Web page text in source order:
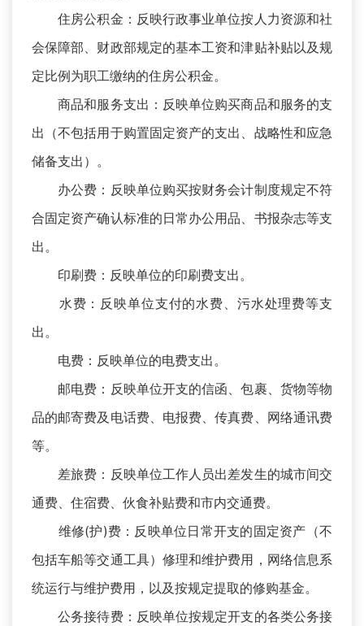
住房公积金：反映行政事业单位按人力资源和社
会保障部、财政部规定的基本工资和津贴补贴以及规
定比例为职工缴纳的住房公积金。
商品和服务支出：反映单位购买商品和服务的支
出（不包括用于购置固定资产的支出、战略性和应急
储备支出）。
办公费：反映单位购买按财务会计制度规定不符
合固定资产确认标准的日常办公用品、书报杂志等支
出。
印刷费：反映单位的印刷费支出。
水费：反映单位支付的水费、污水处理费等支
出。
电费：反映单位的电费支出。
邮电费：反映单位开支的信函、包裹、货物等物
品的邮寄费及电话费、电报费、传真费、网络通讯费
等。
差旅费：反映单位工作人员出差发生的城市间交
通费、住宿费、伙食补贴费和市内交通费。
维修(护)费：反映单位日常开支的固定资产（不
包括车船等交通工具）修理和维护费用，网络信息系
统运行与维护费用，以及按规定提取的修购基金。
公务接待费：反映单位按规定开支的各类公务接